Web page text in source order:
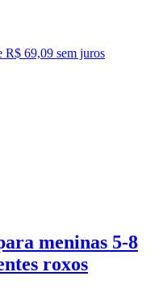
R$ 69,09 sem juros
meninas 5-8
roxos